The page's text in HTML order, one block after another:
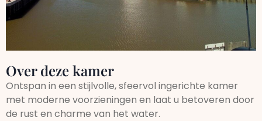
Over deze kamer
Ontspan in een stijlvolle, sfeervol ingerichte kamer
met moderne voorzieningen en laat u betoveren door
de rust en charme van het water.